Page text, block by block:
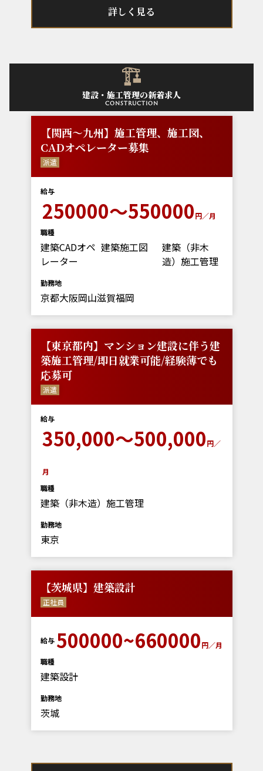
詳しく見る
建設・施工管理の新着求人
construction
【関西～九州】施工管理、施工図、
CADオペレーター募集
派遣
給与
250000～550000円／月
職種
建築CADオペ
レーター
建築施工図
建築（非木
造）施工管理
勤務地
京都大阪岡山滋賀福岡
【東京都内】マンション建設に伴う建
築施工管理/即日就業可能/経験薄でも
応募可
派遣
給与
350,000～500,000円／
月
職種
建築（非木造）施工管理
勤務地
東京
【茨城県】建築設計
正社員
給与 500000~660000円／月
職種
建築設計
勤務地
茨城